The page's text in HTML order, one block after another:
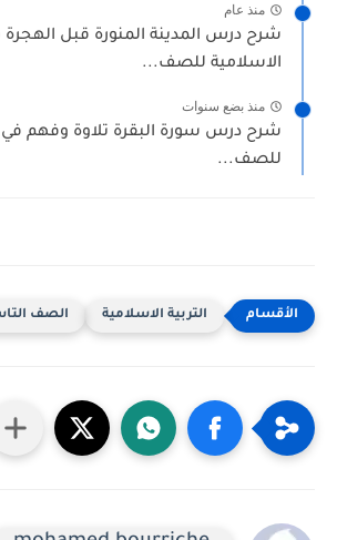
منذ عام
شرح درس المدينة المنورة قبل الهجرة
الاسلامية للصف...
منذ بضع سنوات
شرح درس سورة البقرة تلاوة وفهم في
للصف...
التربية الاسلامية الصف